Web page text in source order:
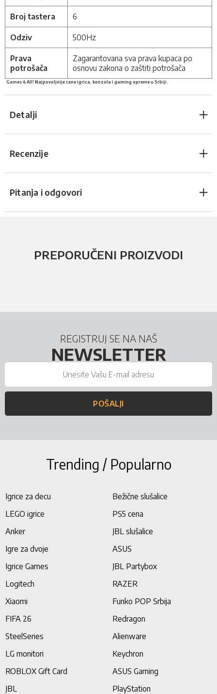
Broj tastera 6
Odziv 500Hz
Prava
potrošača
Zagarantovana sva prava kupaca po
osnovu zakona o zaštiti potrošača
Games 4 All! Najpovoljnije cene igrica, konzola i gaming opreme u Srbiji.
Detalji
Recenzije
Pitanja i odgovori
PREPORUČENI PROIZVODI
REGISTRUJ SE NA NAŠ
NEWSLETTER
POŠALJI
Trending / Popularno
Igrice za decu
Bežične slušalice
LEGO igrice
PS5 cena
Anker
JBL slušalice
Igre za dvoje
ASUS
Igrice Games
JBL Partybox
Logitech
RAZER
Xiaomi
Funko POP Srbija
FIFA 26
Redragon
SteelSeries
Alienware
LG monitori
Keychron
ROBLOX Gift Card
ASUS Gaming
JBL
PlayStation